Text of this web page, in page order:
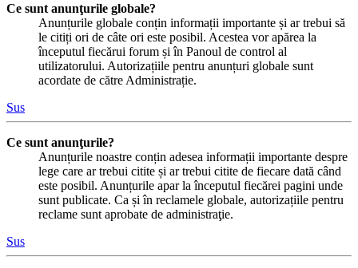
Ce sunt anunţurile globale?
Anunțurile globale conțin informații importante și ar trebui să
le citiți ori de câte ori este posibil. Acestea vor apărea la
începutul fiecărui forum și în Panoul de control al
utilizatorului. Autorizațiile pentru anunțuri globale sunt
acordate de către Administrație.
Sus
Ce sunt anunţurile?
Anunțurile noastre conțin adesea informații importante despre
lege care ar trebui citite și ar trebui citite de fiecare dată când
este posibil. Anunțurile apar la începutul fiecărei pagini unde
sunt publicate. Ca și în reclamele globale, autorizațiile pentru
reclame sunt aprobate de administraţie.
Sus